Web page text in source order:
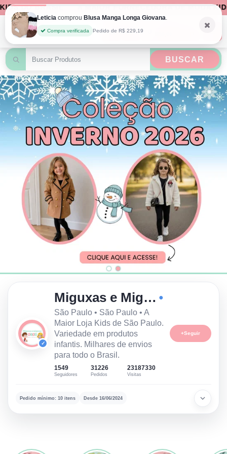
A MAIOR FORNECEDORA DE MODA KIDS DO
BUSCAR
✓
Miguxas e Miguxos Kids ●
São Paulo • São Paulo • A
Maior Loja Kids de São Paulo.
Variedade em produtos
infantis. Milhares de envios
para todo o Brasil.
1549
Seguidores
31226
Pedidos
23187330
Visitas
+Seguir
Pedido mínimo: 10 itens Desde 16/06/2024
Leticia comprou Blusa Manga Longa Giovana
Compra verificada Pedido de R$ 229,19